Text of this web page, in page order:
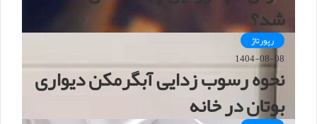
شد؟
رپورتاژ
1404-08-08
نحوه رسوب زدایی آبگرمکن دیواری
بوتان در خانه